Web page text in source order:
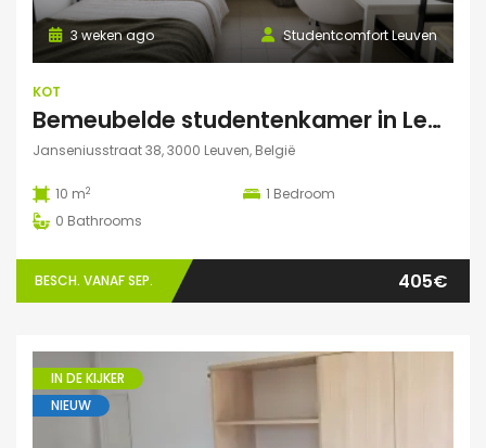
Studentcomfort Leuven
3 weken ago
KOT
Bemeubelde studentenkamer in Leuven – Regina Mundi
Janseniusstraat 38, 3000 Leuven, België
10 m2 1 Bedroom
0 Bathrooms
BESCH. VANAF SEP. 405€
IN DE KIJKER
NIEUW